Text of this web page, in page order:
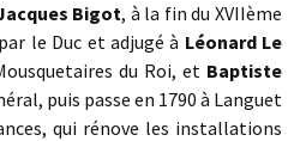
Bigot, à la fin du XVIIème
le Duc et adjugé à Léonard Le
du Roi, et Baptiste
puis passe en 1790 à Languet
qui rénove les installations